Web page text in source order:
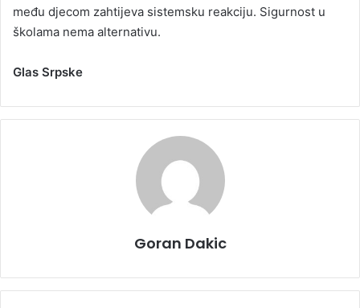
među djecom zahtijeva sistemsku reakciju. Sigurnost u
školama nema alternativu.
Glas Srpske
Goran Dakic